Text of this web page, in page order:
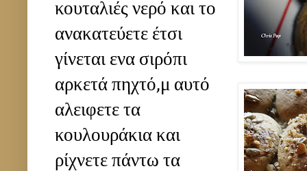
κουταλιές νερό και το
ανακατεύετε έτσι
γίνεται ενα σιρόπι
αρκετά πηχτό,μ αυτό
αλειφετε τα
κουλουράκια και
ρίχνετε πάντω τα